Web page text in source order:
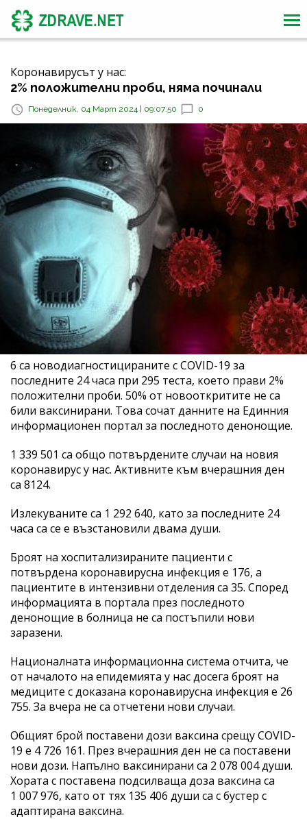
Коронавирусът у нас:
2% положителни проби, няма починали
Понеделник, 04 Март 2024 | 09:07:50 0
6 са новодиагностицираните с COVID-19 за
последните 24 часа при 295 теста, което прави 2%
положителни проби. 50% от новооткритите не са
били ваксинирани. Това сочат данните на Единния
информационен портал за последното денонощие.
1 339 501 са общо потвърдените случаи на новия
коронавирус у нас. Активните към вчерашния ден
са 8124.
Излекуваните са 1 292 640, като за последните 24
часа са се е възстановили двама души.
Броят на хоспитализираните пациенти с
потвърдена коронавирусна инфекция е 176, а
пациентите в интензивни отделения са 35. Според
информацията в портала през последното
денонощие в болница не са постъпили нови
заразени.
Националната информационна система отчита, че
от началото на епидемията у нас досега броят на
медиците с доказана коронавирусна инфекция е 26
755. За вчера не са отчетени нови случаи.
Общият брой поставени дози ваксина срещу COVID-
19 е 4 726 161. През вчерашния ден не са поставени
нови дози. Напълно ваксинирани са 2 078 004 души.
Хората с поставена подсилваща доза ваксина са
1 007 976, като от тях 135 406 души са с бустер с
адаптирана ваксина.